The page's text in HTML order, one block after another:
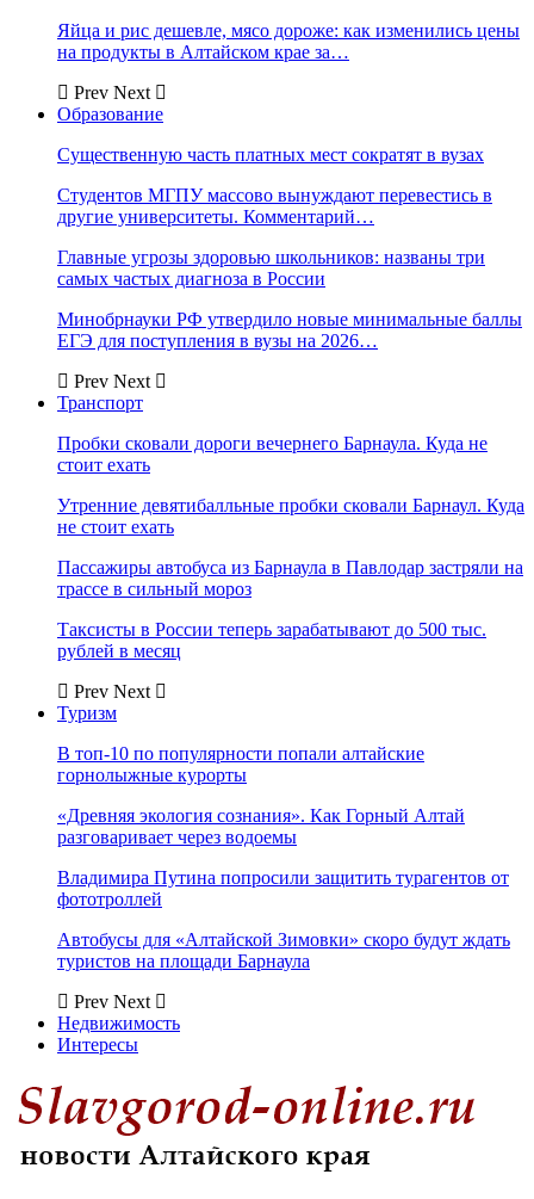
Яйца и рис дешевле, мясо дороже: как изменились цены
на продукты в Алтайском крае за…
Prev Next
Образование
Существенную часть платных мест сократят в вузах
Студентов МГПУ массово вынуждают перевестись в
другие университеты. Комментарий…
Главные угрозы здоровью школьников: названы три
самых частых диагноза в России
Минобрнауки РФ утвердило новые минимальные баллы
ЕГЭ для поступления в вузы на 2026…
Prev Next
Транспорт
Пробки сковали дороги вечернего Барнаула. Куда не
стоит ехать
Утренние девятибалльные пробки сковали Барнаул. Куда
не стоит ехать
Пассажиры автобуса из Барнаула в Павлодар застряли на
трассе в сильный мороз
Таксисты в России теперь зарабатывают до 500 тыс.
рублей в месяц
Prev Next
Туризм
В топ-10 по популярности попали алтайские
горнолыжные курорты
«Древняя экология сознания». Как Горный Алтай
разговаривает через водоемы
Владимира Путина попросили защитить турагентов от
фототроллей
Автобусы для «Алтайской Зимовки» скоро будут ждать
туристов на площади Барнаула
Prev Next
Недвижимость
Интересы